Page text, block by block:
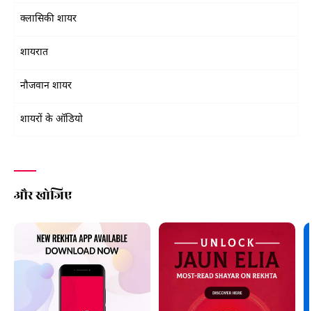
क्लासिकी शायर
शायरात
नौजवान शायर
शायरों के ऑडियो
और खोजिए